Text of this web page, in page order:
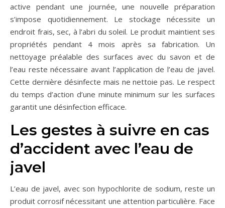
active pendant une journée, une nouvelle préparation
s’impose quotidiennement. Le stockage nécessite un
endroit frais, sec, à l’abri du soleil. Le produit maintient ses
propriétés pendant 4 mois après sa fabrication. Un
nettoyage préalable des surfaces avec du savon et de
l’eau reste nécessaire avant l’application de l’eau de javel.
Cette dernière désinfecte mais ne nettoie pas. Le respect
du temps d’action d’une minute minimum sur les surfaces
garantit une désinfection efficace.
Les gestes à suivre en cas
d’accident avec l’eau de
javel
L’eau de javel, avec son hypochlorite de sodium, reste un
produit corrosif nécessitant une attention particulière. Face